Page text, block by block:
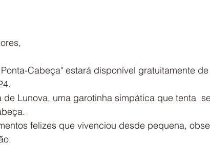
Cabeça" estará disponível gratuitamente
de Lunova, uma garotinha simpática que tenta
felizes que vivenciou desde pequena,